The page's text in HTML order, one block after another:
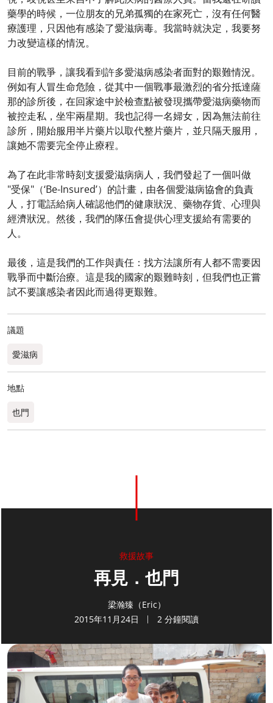
藥學的時候，一位朋友的兄弟孤獨的在家死亡，沒有任何醫
療護理，只因他有感染了愛滋病毒。我當時就決定，我要努
力改變這樣的情況。
目前的戰爭，讓我看到許多愛滋病感染者面對的艱難情況。
例如有人冒生命危險，從其中一個戰事最激烈的省分抵達薩
那的診所後，在回家途中於檢查點被發現攜帶愛滋病藥物而
被控走私，坐牢兩星期。我也記得一名婦女，因為無法前往
診所，開始服用半片藥片以取代整片藥片，並只隔天服用，
讓她不需要完全停止療程。
為了在此非常時刻支援愛滋病病人，我們發起了一個叫做
"受保"（‘Be-Insured’）的計畫，由各個愛滋病協會的負責
人，打電話給病人確認他們的健康狀況、藥物存貨、心理與
經濟狀況。然後，我們的隊伍會提供心理支援給有需要的
人。
最後，這是我們的工作與責任：找方法讓所有人都不需要因
戰爭而中斷治療。這是我的國家的艱難時刻，但我們也正嘗
試不要讓感染者因此而過得更艱難。
議題
愛滋病
地點
也門
救援故事
再見．也門
梁瀚臻（Eric）
2015年11月24日
2 分鐘閱讀